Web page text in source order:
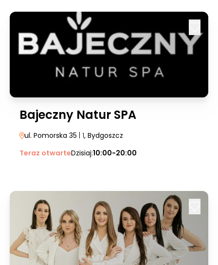
Bajeczny Natur SPA
ul. Pomorska 35 | 1, Bydgoszcz
Teraz otwarteDzisiaj:10:00-20:00